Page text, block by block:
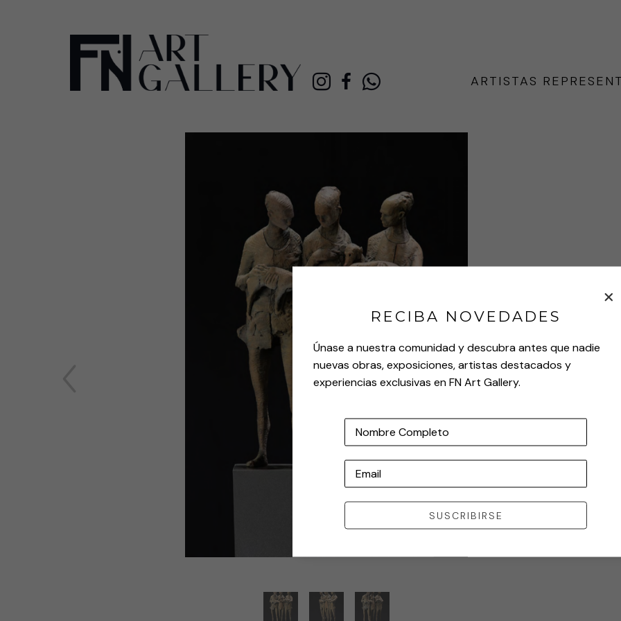
ARTISTAS
RECIBA NOVEDADES
Únase a nuestra comunidad y descubra antes que nadie
nuevas obras, exposiciones, artistas destacados y
experiencias exclusivas en FN Art Gallery.
Nombre Completo
Email
SUSCRIBIRSE